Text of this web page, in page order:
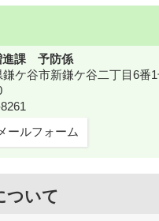
進課 予防係
ケ谷市新鎌ケ谷二丁目6
ールフォーム
ついて